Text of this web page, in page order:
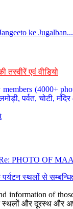
ke Jugalban...
तस्वीरें एवं वीडियो
(4000+
पर्वत, चोटी,
PHOTO OF
स्थलों से
information of
स्थलों और दूरस्थ